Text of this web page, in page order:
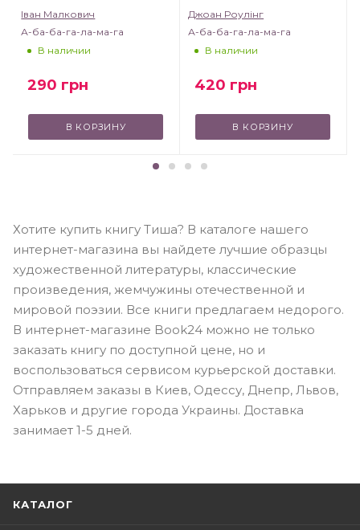
Іван Малкович
А-ба-ба-га-ла-ма-га
В наличии
290 грн
В КОРЗИНУ
Джоан Роулінг
А-ба-ба-га-ла-ма-га
В наличии
420 грн
В КОРЗИНУ
Хотите купить книгу Тиша? В каталоге нашего
интернет-магазина вы найдете лучшие образцы
художественной литературы, классические
произведения, жемчужины отечественной и
мировой поэзии. Все книги предлагаем недорого.
В интернет-магазине Book24 можно не только
заказать книгу по доступной цене, но и
воспользоваться сервисом курьерской доставки.
Отправляем заказы в Киев, Одессу, Днепр, Львов,
Харьков и другие города Украины. Доставка
занимает 1-5 дней.
КАТАЛОГ